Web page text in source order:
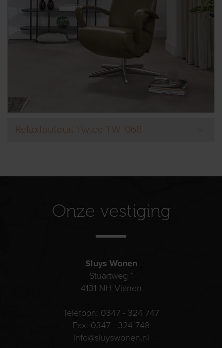
Relaxfauteuil Twice TW-068
Onze vestiging
Sluys Wonen
Stuartweg 1
4131 NH Vianen
Telefoon: 0347 - 324 747
Fax: 0347 - 324 748
info@sluyswonen.nl